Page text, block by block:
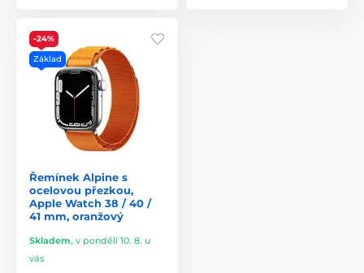
-24%
Základ
Řemínek Alpine s
ocelovou přezkou,
Apple Watch 38 / 40 /
41 mm, oranžový
Skladem, v pondělí 10. 8. u
vás